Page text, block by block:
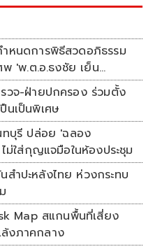
หนดการพิธีสวดอภิธรรม
พ 'พ.ต.อ.ธงชัย เย็น
วจ-ฝ่ายปกครอง ร่วมตั้ง
นเป็นพิเศษ
บุรี ปล่อย 'ฉลอง
ม่ใส่กุญแจมือในห้องประชุม
สำปะหลังไทย ห่วงกระทบ
Map สแกนพื้นที่เสี่ยง
งภาคกลาง